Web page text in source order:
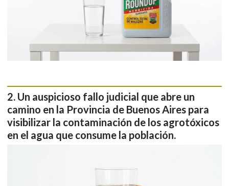
Un auspicioso fallo judicial que abre un
camino en la Provincia de Buenos Aires para
visibilizar la contaminación de los agrotóxicos
en el agua que consume la población.